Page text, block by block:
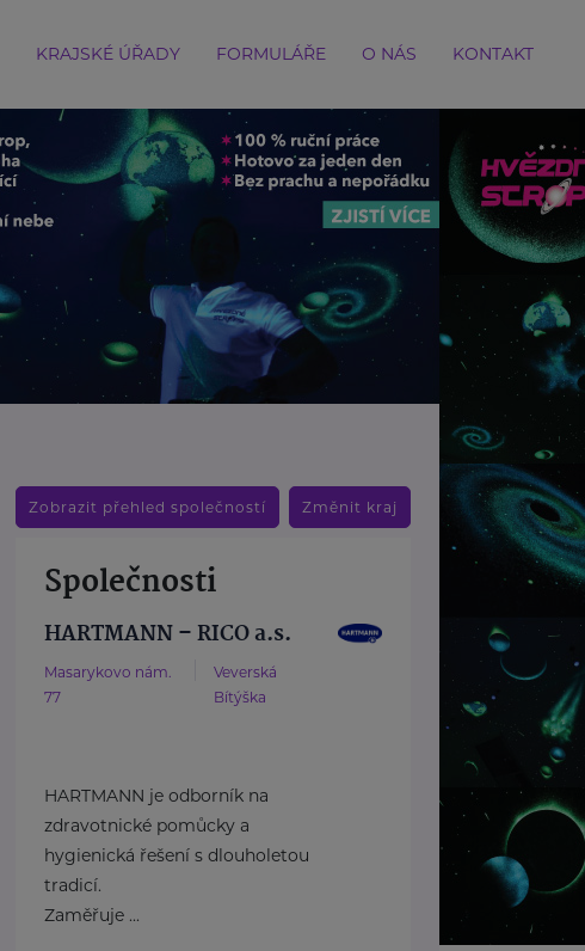
KRAJSKÉ ÚŘADY FORMULÁŘE O NÁS KONTAKT
Zobrazit přehled společností Změnit kraj
Společnosti
HARTMANN – RICO a.s.
Masarykovo nám.
77
Veverská
Bítýška
HARTMANN je odborník na
zdravotnické pomůcky a
hygienická řešení s dlouholetou
tradicí.
Zaměřuje ...